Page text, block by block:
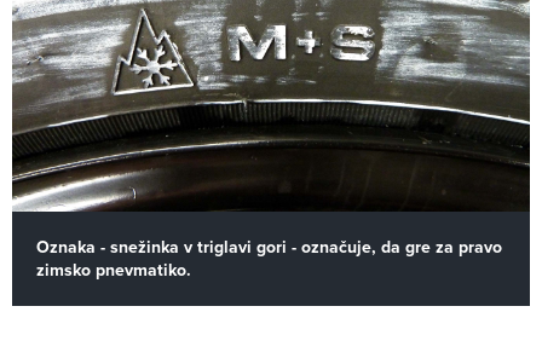
Oznaka - snežinka v triglavi gori - označuje, da gre za pravo
zimsko pnevmatiko.